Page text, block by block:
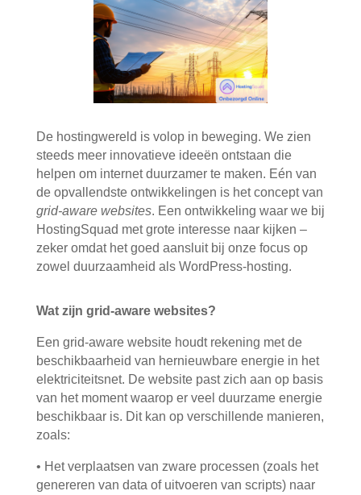
De hostingwereld is volop in beweging. We zien
steeds meer innovatieve ideeën ontstaan die
helpen om internet duurzamer te maken. Eén van
de opvallendste ontwikkelingen is het concept van
grid-aware websites. Een ontwikkeling waar we bij
HostingSquad met grote interesse naar kijken –
zeker omdat het goed aansluit bij onze focus op
zowel duurzaamheid als WordPress-hosting.
Wat zijn grid-aware websites?
Een grid-aware website houdt rekening met de
beschikbaarheid van hernieuwbare energie in het
elektriciteitsnet. De website past zich aan op basis
van het moment waarop er veel duurzame energie
beschikbaar is. Dit kan op verschillende manieren,
zoals:
• Het verplaatsen van zware processen (zoals het
genereren van data of uitvoeren van scripts) naar